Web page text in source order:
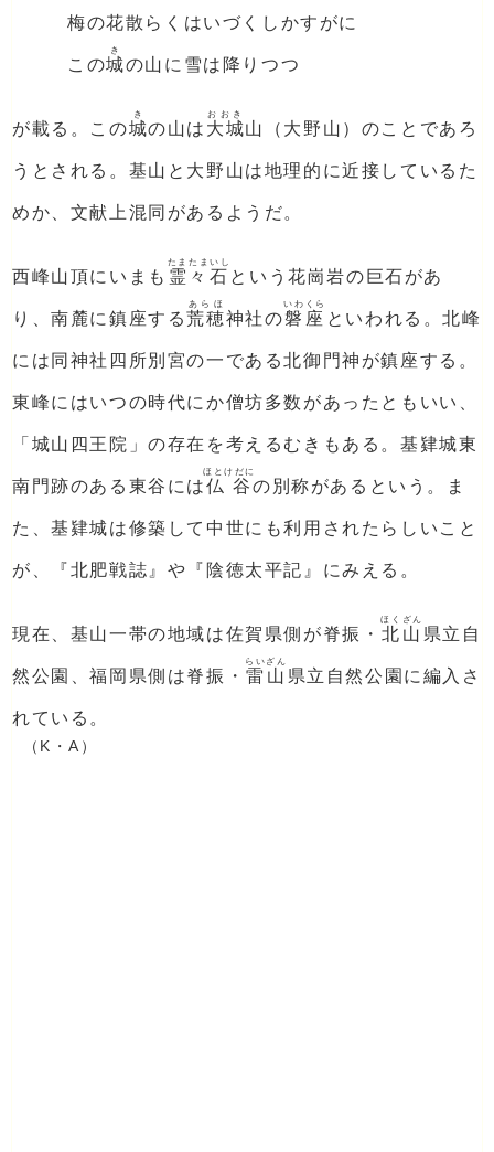
梅の花散らくはいづくしかすがに
この城
き
の山に雪は降りつつ
が載る。この城
き
の山は 大城
おおき
山（大野山）のことであろ
うとされる。基山と大野山は地理的に近接しているた
めか、文献上混同があるようだ。
西峰山頂にいまも 霊々石
たまたまいし
という花崗岩の巨石があ
り、南麓に鎮座する荒穂
あらほ
神社の磐座
いわくら
といわれる。北峰
には同神社四所別宮の一である北御門神が鎮座する。
東峰にはいつの時代にか僧坊多数があったともいい、
「城山四王院」の存在を考えるむきもある。基肄城東
南門跡のある東谷には仏谷
ほとけだに
の別称があるという。ま
た、基肄城は修築して中世にも利用されたらしいこと
が、『北肥戦誌』や『陰徳太平記』にみえる。
現在、基山一帯の地域は佐賀県側が脊振・ 北山
ほくざん
県立自
然公園、福岡県側は脊振・ 雷山
らいざん
県立自然公園に編入さ
れている。
（K・A）